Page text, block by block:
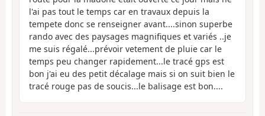
l'ai pas tout le temps car en travaux depuis la
tempete donc se renseigner avant....sinon superbe
rando avec des paysages magnifiques et variés ..je
me suis régalé...prévoir vetement de pluie car le
temps peu changer rapidement...le tracé gps est
bon j'ai eu des petit décalage mais si on suit bien le
tracé rouge pas de soucis...le balisage est bon....